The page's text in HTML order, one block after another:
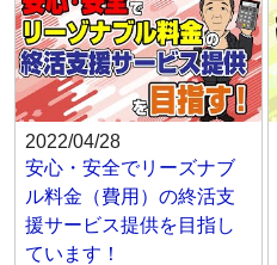
2022/04/28
安心・安全でリーズナブ
ル料金（費用）の終活支
援サービス提供を目指し
ています！